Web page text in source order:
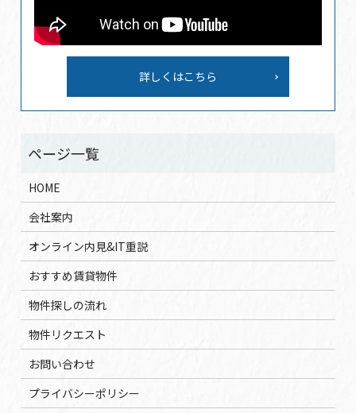
詳しくはこちら
HOME
会社案内
オンライン内見&IT重説
おすすめ賃貸物件
物件探しの流れ
物件リクエスト
お問い合わせ
プライバシーポリシー